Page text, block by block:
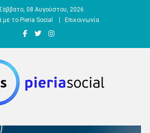
08 Αυγούστου, 2026
με το Pieria Social
Επικοινωνία